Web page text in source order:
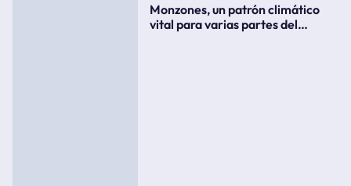
Monzones, un patrón climático
vital para varias partes del